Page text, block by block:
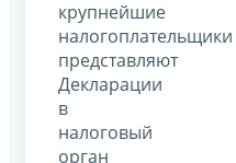
крупнейшие
налогоплательщики
представляют
Декларации
в
налоговый
орган